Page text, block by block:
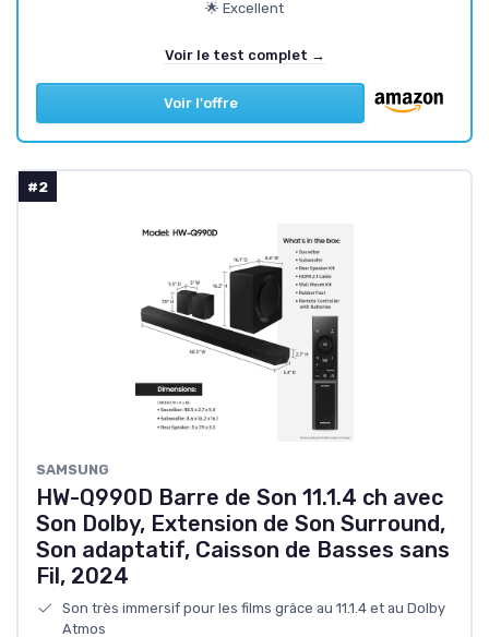
🌟 Excellent
Voir le test complet →
Voir l'offre
#2
SAMSUNG
HW-Q990D Barre de Son 11.1.4 ch avec
Son Dolby, Extension de Son Surround,
Son adaptatif, Caisson de Basses sans
Fil, 2024
Son très immersif pour les films grâce au 11.1.4 et au Dolby
Atmos